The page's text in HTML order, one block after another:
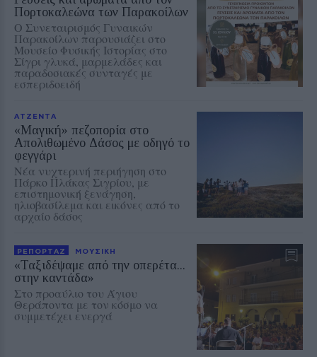
Πορτοκαλεώνα των Παρακοίλων
Ο Συνεταιρισμός Γυναικών
Παρακοίλων παρουσιάζει στο
Μουσείο Φυσικής Ιστορίας στο
Σίγρι γλυκά, μαρμελάδες και
παραδοσιακές συνταγές με
εσπεριδοειδή
ΑΤΖΕΝΤΑ
«Μαγική» πεζοπορία στο
Απολιθωμένο Δάσος με οδηγό το
φεγγάρι
Νέα νυχτερινή περιήγηση στο
Πάρκο Πλάκας Σιγρίου, με
επιστημονική ξενάγηση,
ηλιοβασίλεμα και εικόνες από το
αρχαίο δάσος
ΡΕΠΟΡΤΑΖ ΜΟΥΣΙΚΗ
«Ταξιδέψαμε από την οπερέτα...
στην καντάδα»
Στο προαύλιο του Άγιου
Θεράποντα με τον κόσμο να
συμμετέχει ενεργά